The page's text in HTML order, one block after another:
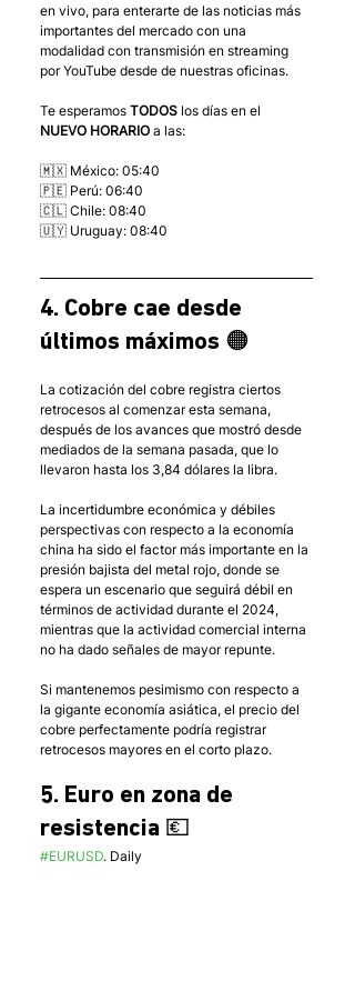
en vivo, para enterarte de las noticias más
importantes del mercado con una
modalidad con transmisión en streaming
por YouTube desde de nuestras oficinas.
Te esperamos TODOS los días en el
NUEVO HORARIO a las:
🇲🇽 México: 05:40
🇵🇪 Perú: 06:40
🇨🇱 Chile: 08:40
🇺🇾 Uruguay: 08:40
4. Cobre cae desde
últimos máximos 🟠
La cotización del cobre registra ciertos
retrocesos al comenzar esta semana,
después de los avances que mostró desde
mediados de la semana pasada, que lo
llevaron hasta los 3,84 dólares la libra.
La incertidumbre económica y débiles
perspectivas con respecto a la economía
china ha sido el factor más importante en la
presión bajista del metal rojo, donde se
espera un escenario que seguirá débil en
términos de actividad durante el 2024,
mientras que la actividad comercial interna
no ha dado señales de mayor repunte.
Si mantenemos pesimismo con respecto a
la gigante economía asiática, el precio del
cobre perfectamente podría registrar
retrocesos mayores en el corto plazo.
5. Euro en zona de
resistencia 💶
#EURUSD. Daily